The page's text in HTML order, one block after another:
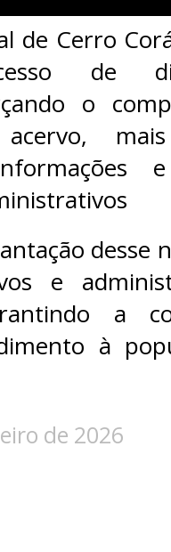
de Cerro
de
o
desse
e
a
à
de 2026